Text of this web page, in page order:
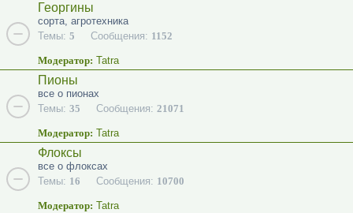
Георгины
сорта, агротехника
Темы: 5 Сообщения: 1152
Модератор: Tatra
Пионы
все о пионах
Темы: 35 Сообщения: 21071
Модератор: Tatra
Флоксы
все о флоксах
Темы: 16 Сообщения: 10700
Модератор: Tatra